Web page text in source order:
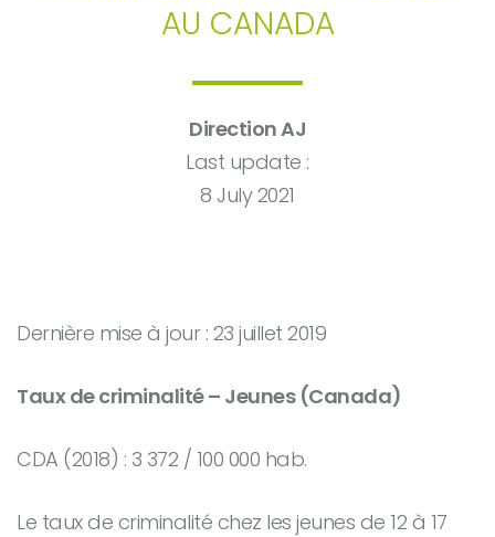
AU CANADA
Direction AJ
Last update :
8 July 2021
Dernière mise à jour : 23 juillet 2019
Taux de criminalité – Jeunes (Canada)
CDA (2018) : 3 372 / 100 000 hab.
Le taux de criminalité chez les jeunes de 12 à 17